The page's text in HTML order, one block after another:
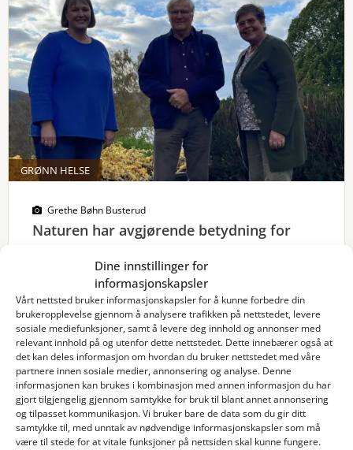
Dine innstillinger for
informasjonskapsler
Vårt nettsted bruker informasjonskapsler for å kunne forbedre din
brukeropplevelse gjennom å analysere trafikken på nettstedet, levere
sosiale mediefunksjoner, samt å levere deg innhold og annonser med
relevant innhold på og utenfor dette nettstedet. Dette innebærer også at
det kan deles informasjon om hvordan du bruker nettstedet med våre
partnere innen sosiale medier, annonsering og analyse. Denne
informasjonen kan brukes i kombinasjon med annen informasjon du har
gjort tilgjengelig gjennom samtykke for bruk til blant annet annonsering
og tilpasset kommunikasjon. Vi bruker bare de data som du gir ditt
samtykke til, med unntak av nødvendige informasjonskapsler som må
være til stede for at vitale funksjoner på nettsiden skal kunne fungere.
GRØNN HELSE
Grethe Bøhn Busterud
Naturen har avgjørende betydning for
Tidligere helseminister og lege Werner Christie
er opptatt av at natur er viktig for menneskers
helse og livskvalitet. Vi inviterte han til Vea for å
gjøre han kjent med skolen og studietilbudene
på fagskolen.
Les mer